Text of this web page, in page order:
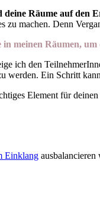
deine Räume auf den
zu machen. Denn
meinen Räumen,
ich den
werden. Ein Schritt
Element für
Einklang